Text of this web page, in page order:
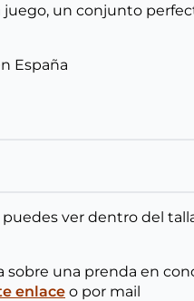
juego, un conjunto
España
ver dentro del
sobre una prenda en
enlace o por mail